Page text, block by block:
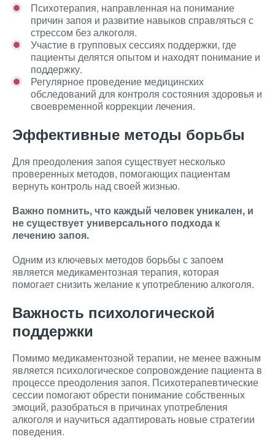
Психотерапия, направленная на понимание
причин запоя и развитие навыков справляться с
стрессом без алкоголя.
Участие в групповых сессиях поддержки, где
пациенты делятся опытом и находят понимание и
поддержку.
Регулярное проведение медицинских
обследований для контроля состояния здоровья и
своевременной коррекции лечения.
Эффективные методы борьбы
Для преодоления запоя существует несколько
проверенных методов, помогающих пациентам
вернуть контроль над своей жизнью.
Важно помнить, что каждый человек уникален, и
не существует универсального подхода к
лечению запоя.
Одним из ключевых методов борьбы с запоем
является медикаментозная терапия, которая
помогает снизить желание к употреблению алкоголя.
Важность психологической
поддержки
Помимо медикаментозной терапии, не менее важным
является психологическое сопровождение пациента в
процессе преодоления запоя. Психотерапевтические
сессии помогают обрести понимание собственных
эмоций, разобраться в причинах употребления
алкоголя и научиться адаптировать новые стратегии
поведения.